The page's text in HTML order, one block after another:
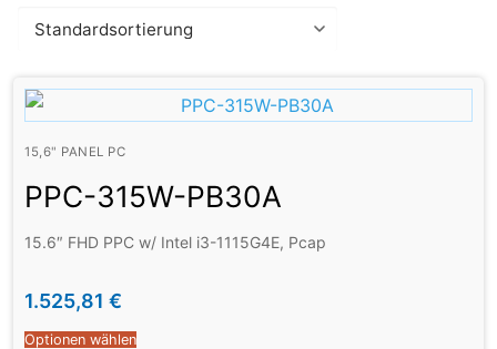
15,6" PANEL PC
PPC-315W-PB30A
15.6″ FHD PPC w/ Intel i3-1115G4E, Pcap
1.525,81 €
Optionen wählen